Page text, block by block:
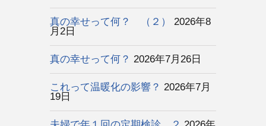
真の幸せって何？ （２）
2026年8
月2日
真の幸せって何？ 2026年7月26日
これって温暖化の影響？ 2026年7月
19日